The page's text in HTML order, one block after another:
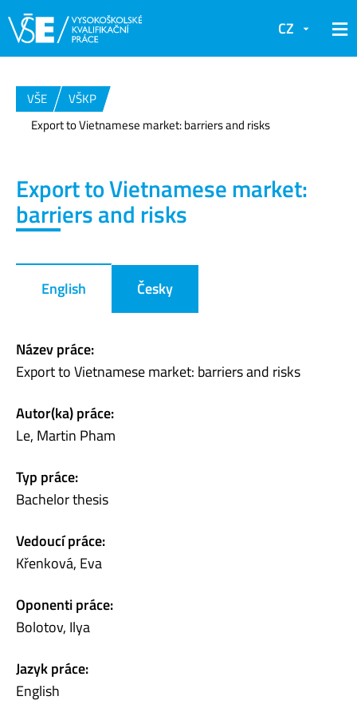
CZ
VŠE
VŠKP
Export to Vietnamese market: barriers and risks
Export to Vietnamese market:
barriers and risks
English Česky
Název práce:
Export to Vietnamese market: barriers and risks
Autor(ka) práce:
Le, Martin Pham
Typ práce:
Bachelor thesis
Vedoucí práce:
Křenková, Eva
Oponenti práce:
Bolotov, Ilya
Jazyk práce:
English